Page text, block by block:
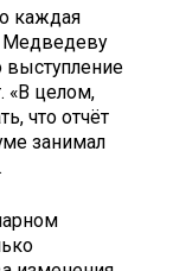
каждая
Медведеву
выступление
«В целом,
что отчёт
занимал